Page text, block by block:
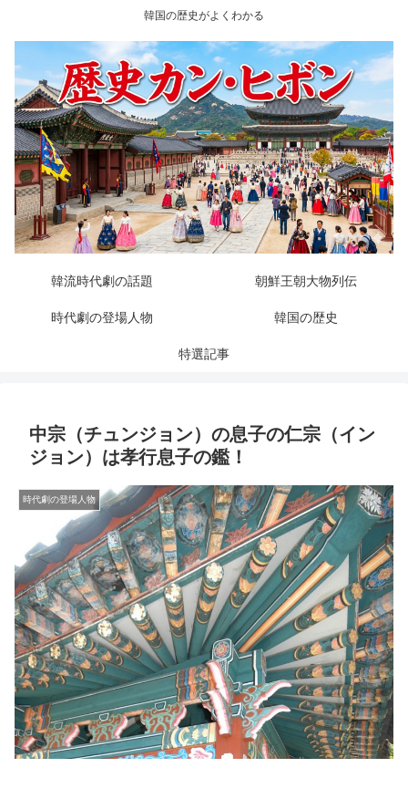
韓国の歴史がよくわかる
韓流時代劇の話題 朝鮮王朝大物列伝
時代劇の登場人物 韓国の歴史
特選記事
中宗（チュンジョン）の息子の仁宗（イン
ジョン）は孝行息子の鑑！
時代劇の登場人物